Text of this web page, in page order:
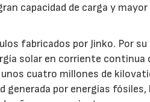
capacidad de carga y
fabricados por Jinko. Por su
solar en corriente continua
cuatro millones de
generada por energías fósiles,